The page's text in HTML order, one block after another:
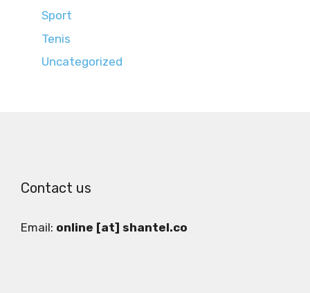
Sport
Tenis
Uncategorized
Contact us
Email: online [at] shantel.co